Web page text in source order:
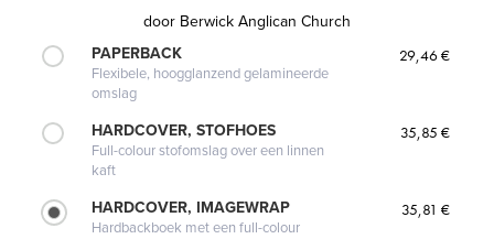
door Berwick Anglican Church
PAPERBACK
Flexibele, hoogglanzend gelamineerde
omslag
29,46 €
HARDCOVER, STOFHOES
Full-colour stofomslag over een linnen
kaft
35,85 €
HARDCOVER, IMAGEWRAP
Hardbackboek met een full-colour
35,81 €